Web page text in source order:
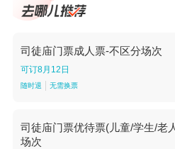
司徒庙门票成人票-不区分场次
可订8月12日
随时退 无需换票
司徒庙门票优待票(儿童/学生/老
场次